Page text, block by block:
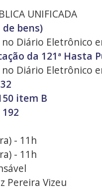
UNIFICADA
bens)
Diário Eletrônico
da 121ª Hasta
Diário Eletrônico
item B
- 11h
- 11h
Pereira Vizeu